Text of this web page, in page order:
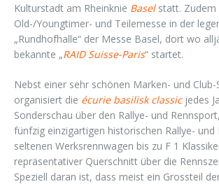
Kulturstadt am Rheinknie Baselstatt. Zudem
Old-/Youngtimer- und Teilemesse in der
„Rundhofhalle“ der Messe Basel, dort wo
bekannte „RAID Suisse-Paris“ startet.
Nebst einer sehr schönen Marken- und
organisiert die écurie basilisk classicjedes
Sonderschau über den Rallye- und
fünfzig einzigartigen historischen Rallye- und
seltenen Werksrennwagen bis zu F 1
repräsentativer Querschnitt über die
Speziell daran ist, dass meist ein Grossteil